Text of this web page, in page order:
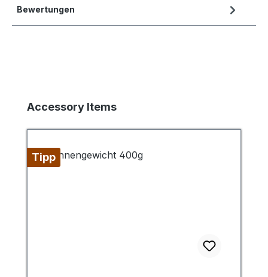
Bewertungen
Produktgalerie überspringen
Accessory Items
Tipp